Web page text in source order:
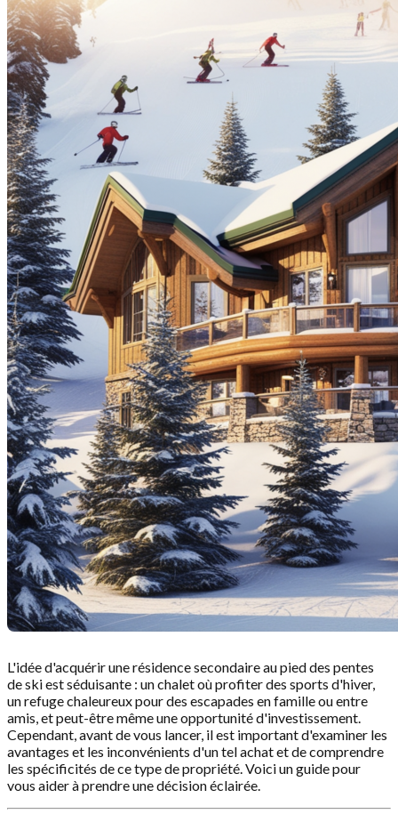
L'idée d'acquérir une résidence secondaire au pied des pentes
de ski est séduisante : un chalet où profiter des sports d'hiver,
un refuge chaleureux pour des escapades en famille ou entre
amis, et peut-être même une opportunité d'investissement.
Cependant, avant de vous lancer, il est important d'examiner les
avantages et les inconvénients d'un tel achat et de comprendre
les spécificités de ce type de propriété. Voici un guide pour
vous aider à prendre une décision éclairée.